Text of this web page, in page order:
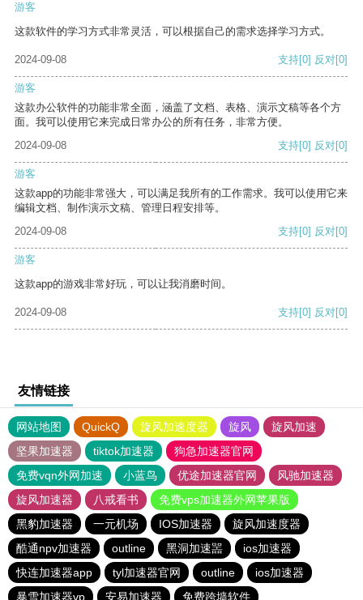
游客
这款软件的学习方式非常灵活，可以根据自己的需求选择学习方式。
2024-09-08 支持[0] 反对[0]
游客
这款办公软件的功能非常全面，涵盖了文档、表格、演示文稿等各个方
面。我可以使用它来完成日常办公的所有任务，非常方便。
2024-09-08
支持[0] 反对[0]
游客
这款app的功能非常强大，可以满足我所有的工作需求。我可以使用它来
编辑文档、制作演示文稿、管理日程安排等。
2024-09-08
支持[0] 反对[0]
游客
这款app的游戏非常好玩，可以让我消磨时间。
2024-09-08 支持[0] 反对[0]
友情链接
网站地图 QuickQ 旋风加速度器 旋风
旋风加速
坚果加速器
tiktok加速器
狗急加速器官网
免费vqn外网加速
小蓝鸟 优途加速器官网
风驰加速器
旋风加速器
八戒看书
免费vps加速器外网苹果版
黑豹加速器
一元机场 IOS加速器
旋风加速度器
酷通npv加速器
outline 黑洞加速噐
ios加速器
快连加速器app
tyl加速器官网 outline
ios加速器
暴雪加速器vp
安易加速器 免费跨墙软件